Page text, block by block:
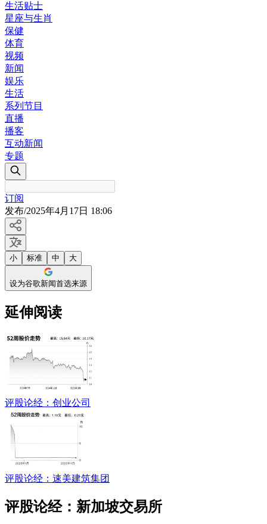
生活贴士
星座与生肖
保健
体育
视频
新闻
娱乐
生活
系列节目
直播
播客
互动新闻
专题
订阅
发布/2025年4月17日 18:06
小 标准 中 大
设为谷歌新闻首选来源
延伸阅读
评股论经：创业公司
评股论经：速美建筑集团
评股论经：新加坡交易所